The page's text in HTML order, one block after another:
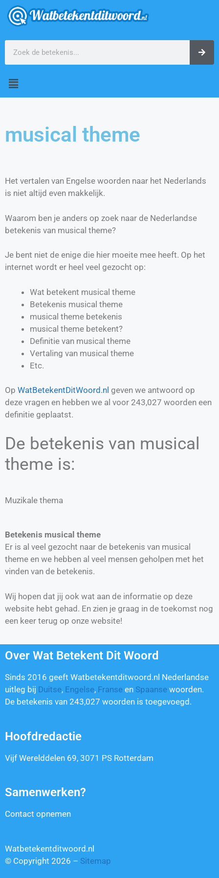
musical theme
Het vertalen van Engelse woorden naar het Nederlands
is niet altijd even makkelijk.
Waarom ben je anders op zoek naar de Nederlandse
betekenis van musical theme?
Je bent niet de enige die hier moeite mee heeft. Op het
internet wordt er heel veel gezocht op:
Wat betekent musical theme
Betekenis musical theme
musical theme betekenis
musical theme betekent?
Definitie van musical theme
Vertaling van musical theme
Etc.
Op WatBetekentDitWoord.nl geven we antwoord op
deze vragen en hebben we al voor 243,027 woorden een
definitie geplaatst.
De betekenis van musical
theme is:
Muzikale thema
Betekenis musical theme
Er is al veel gezocht naar de betekenis van musical
theme en we hebben al veel mensen geholpen met het
vinden van de betekenis.
Wij hopen dat jij ook wat aan de informatie op deze
website hebt gehad. En zien je graag in de toekomst nog
een keer terug op onze website!
Over Wat Betekent Dit Woord
Sinds 2016 geeft Watbetekentditwoord.nl Nederlandse
uitleg bij Duitse, Engelse, Franse en Spaanse woorden.
De betekenis van 243,027 woorden is toegevoegd.
Hoofdredactie
Vijf Werelddelen 69, 3071 PS Rotterdam
Samenwerken?
Contact opnemen
Watbetekentditwoord.nl
© Copyright 2026 – Sitemap